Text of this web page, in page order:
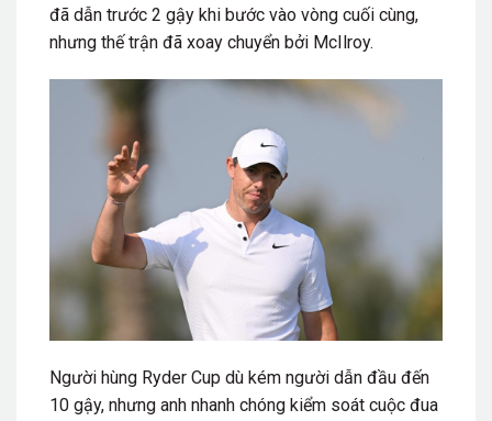
đã dẫn trước 2 gậy khi bước vào vòng cuối cùng,
nhưng thế trận đã xoay chuyển bởi McIlroy.
Người hùng Ryder Cup dù kém người dẫn đầu đến
10 gậy, nhưng anh nhanh chóng kiểm soát cuộc đua